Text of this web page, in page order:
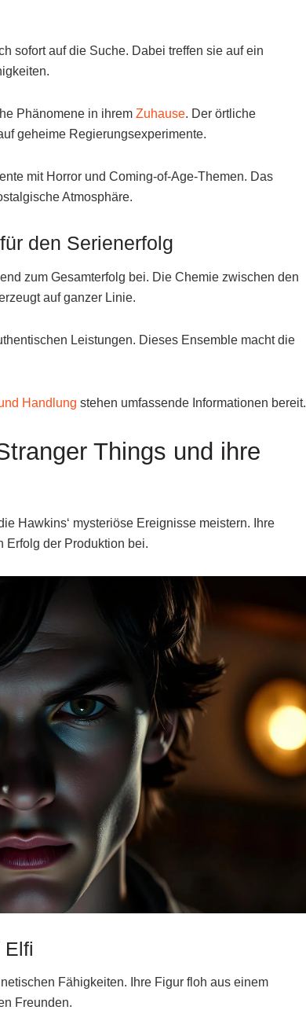
sofort auf die Suche. Dabei treffen sie auf ein
Phänomene in ihrem Zuhause. Der örtliche
geheime Regierungsexperimente.
mit Horror und Coming-of-Age-Themen. Das
Atmosphäre.
den Serienerfolg
zum Gesamterfolg bei. Die Chemie zwischen den
auf ganzer Linie.
Leistungen. Dieses Ensemble macht die
Handlung stehen umfassende Informationen bereit.
Things und ihre
Hawkins‘ mysteriöse Ereignisse meistern. Ihre
Erfolg der Produktion bei.
Elfi
Fähigkeiten. Ihre Figur floh aus einem
Freunden.